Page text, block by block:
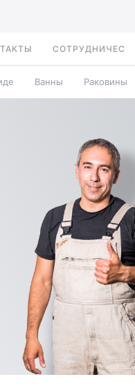
Ванны Раковины